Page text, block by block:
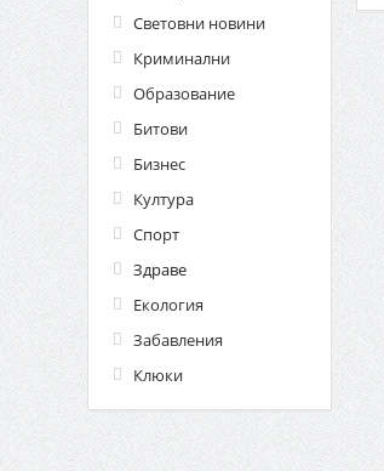
Световни новини
Криминални
Образование
Битови
Бизнес
Култура
Спорт
Здраве
Екология
Забавления
Клюки